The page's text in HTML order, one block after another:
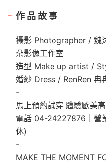
作品故事
攝影 Photographer / 魏
朵影像工作室
造型 Make up artist /
婚紗 Dress / RenRen 冉
-
馬上預約試穿 體驗歐美
電話 04-24227876｜營
休)
-
MAKE THE MOMENT